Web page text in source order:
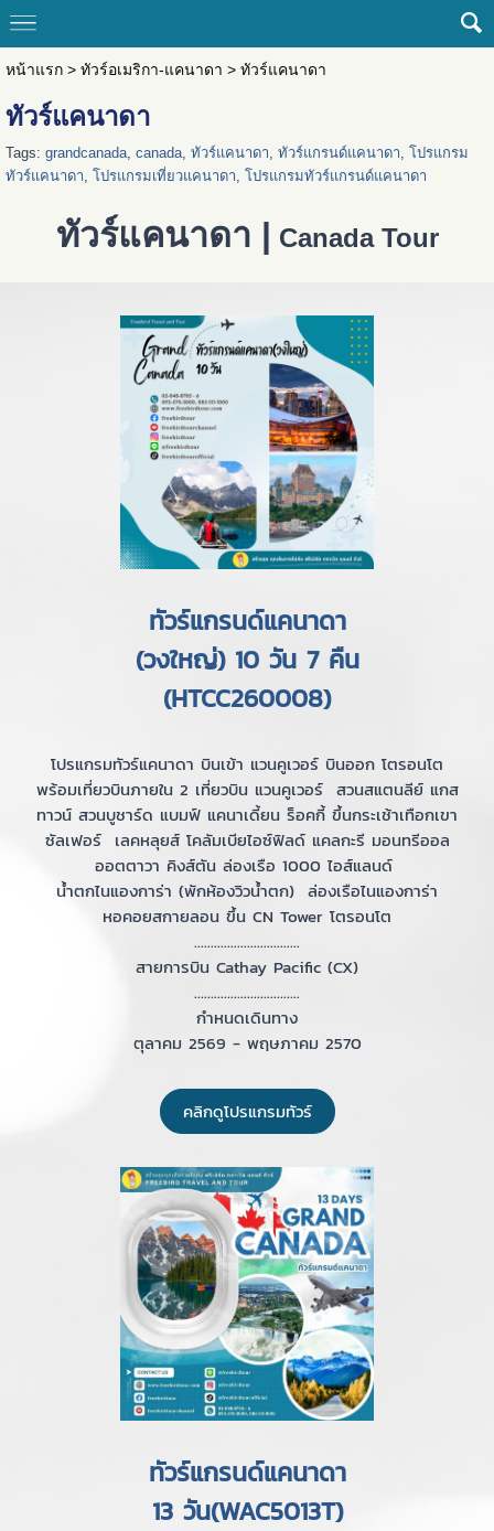
หน้าแรก> ทัวร์อเมริกา-แคนาดา > ทัวร์แคนาดา
ทัวร์แคนาดา
Tags: grandcanada, canada, ทัวร์แคนาดา, ทัวร์แกรนด์แคนาดา, โปรแกรม
ทัวร์แคนาดา, โปรแกรมเที่ยวแคนาดา, โปรแกรมทัวร์แกรนด์แคนาดา
ทัวร์แคนาดา | Canada Tour
ทัวร์แกรนด์แคนาดา
(วงใหญ่) 10 วัน 7 คืน
(HTCC260008)
โปรแกรมทัวร์แคนาดา บินเข้า แวนคูเวอร์ บินออก โตรอนโต
พร้อมเที่ยวบินภายใน 2 เที่ยวบิน แวนคูเวอร์ สวนสแตนลีย์ แกส
ทาวน์ สวนบูชาร์ด แบมฟ์ แคนาเดี้ยน ร็อคกี้ ขึ้นกระเช้าเทือกเขา
ซัลเฟอร์ เลคหลุยส์ โคลัมเบียไอซ์ฟิลด์ แคลกะรี มอนทรีออล
ออตตาวา คิงส์ตัน ล่องเรือ 1000 ไอส์แลนด์
น้ำตกไนแองการ่า (พักห้องวิวน้ำตก) ล่องเรือไนแองการ่า
หอคอยสกายลอน ขึ้น CN Tower โตรอนโต
................................
สายการบิน Cathay Pacific (CX)
................................
กำหนดเดินทาง
ตุลาคม 2569 - พฤษภาคม 2570
คลิกดูโปรแกรมทัวร์
ทัวร์แกรนด์แคนาดา
13 วัน(WAC5013T)